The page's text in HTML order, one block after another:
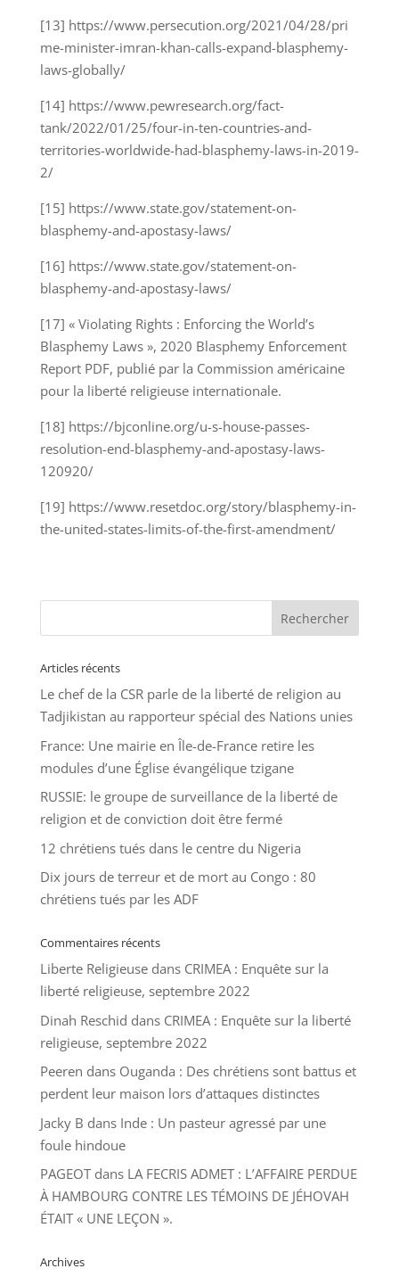
[13] https://www.persecution.org/2021/04/28/pri
me-minister-imran-khan-calls-expand-blasphemy-
laws-globally/
[14] https://www.pewresearch.org/fact-
tank/2022/01/25/four-in-ten-countries-and-
territories-worldwide-had-blasphemy-laws-in-2019-
2/
[15] https://www.state.gov/statement-on-
blasphemy-and-apostasy-laws/
[16] https://www.state.gov/statement-on-
blasphemy-and-apostasy-laws/
[17] « Violating Rights : Enforcing the World’s
Blasphemy Laws », 2020 Blasphemy Enforcement
Report PDF, publié par la Commission américaine
pour la liberté religieuse internationale.
[18] https://bjconline.org/u-s-house-passes-
resolution-end-blasphemy-and-apostasy-laws-
120920/
[19] https://www.resetdoc.org/story/blasphemy-in-
the-united-states-limits-of-the-first-amendment/
Articles récents
Le chef de la CSR parle de la liberté de religion au
Tadjikistan au rapporteur spécial des Nations unies
France: Une mairie en Île-de-France retire les
modules d’une Église évangélique tzigane
RUSSIE: le groupe de surveillance de la liberté de
religion et de conviction doit être fermé
12 chrétiens tués dans le centre du Nigeria
Dix jours de terreur et de mort au Congo : 80
chrétiens tués par les ADF
Commentaires récents
Liberte Religieusedans CRIMEA : Enquête sur la
liberté religieuse, septembre 2022
Dinah Reschid dans CRIMEA : Enquête sur la liberté
religieuse, septembre 2022
Peeren dans Ouganda : Des chrétiens sont battus et
perdent leur maison lors d’attaques distinctes
Jacky B dans Inde : Un pasteur agressé par une
foule hindoue
PAGEOTdans LA FECRIS ADMET : L’AFFAIRE PERDUE
À HAMBOURG CONTRE LES TÉMOINS DE JÉHOVAH
ÉTAIT « UNE LEÇON ».
Archives